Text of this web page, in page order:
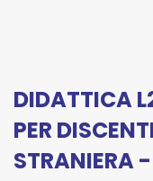
DIDATTICA
PER
STRANIERA